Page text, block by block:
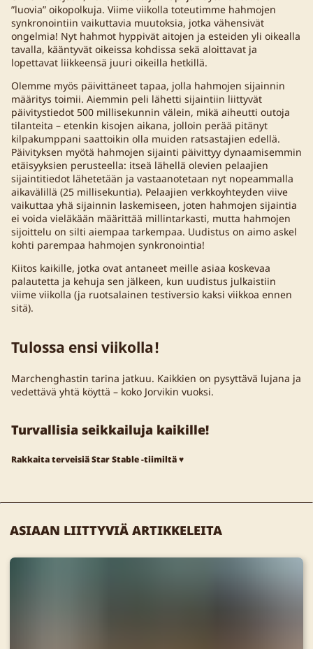
”luovia” oikopolkuja. Viime viikolla toteutimme hahmojen
synkronointiin vaikuttavia muutoksia, jotka vähensivät
ongelmia! Nyt hahmot hyppivät aitojen ja esteiden yli oikealla
tavalla, kääntyvät oikeissa kohdissa sekä aloittavat ja
lopettavat liikkeensä juuri oikeilla hetkillä.
Olemme myös päivittäneet tapaa, jolla hahmojen sijainnin
määritys toimii. Aiemmin peli lähetti sijaintiin liittyvät
päivitystiedot 500 millisekunnin välein, mikä aiheutti outoja
tilanteita – etenkin kisojen aikana, jolloin perää pitänyt
kilpakumppani saattoikin olla muiden ratsastajien edellä.
Päivityksen myötä hahmojen sijainti päivittyy dynaamisemmin
etäisyyksien perusteella: itseä lähellä olevien pelaajien
sijaintitiedot lähetetään ja vastaanotetaan nyt nopeammalla
aikavälillä (25 millisekuntia). Pelaajien verkkoyhteyden viive
vaikuttaa yhä sijainnin laskemiseen, joten hahmojen sijaintia
ei voida vieläkään määrittää millintarkasti, mutta hahmojen
sijoittelu on silti aiempaa tarkempaa. Uudistus on aimo askel
kohti parempaa hahmojen synkronointia!
Kiitos kaikille, jotka ovat antaneet meille asiaa koskevaa
palautetta ja kehuja sen jälkeen, kun uudistus julkaistiin
viime viikolla (ja ruotsalainen testiversio kaksi viikkoa ennen
sitä).
Tulossa ensi viikolla!
Marchenghastin tarina jatkuu. Kaikkien on pysyttävä lujana ja
vedettävä yhtä köyttä – koko Jorvikin vuoksi.
Turvallisia seikkailuja kaikille!
Rakkaita terveisiä Star Stable -tiimiltä ♥
ASIAAN LIITTYVIÄ ARTIKKELEITA